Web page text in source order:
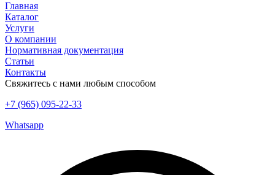
Главная
Каталог
Услуги
О компании
Нормативная документация
Статьи
Контакты
Свяжитесь с нами любым способом
+7 (965) 095-22-33
Whatsapp